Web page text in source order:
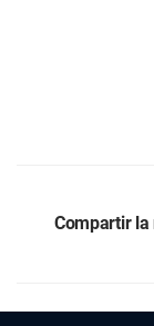
Compartir la